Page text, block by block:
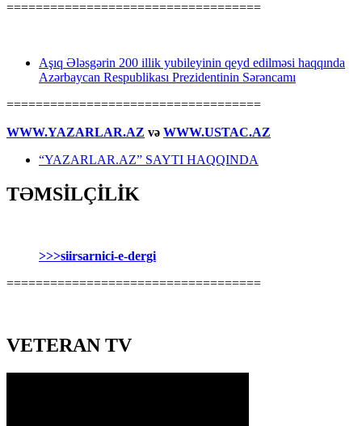
===================================
Aşıq Ələsgərin 200 illik yubileyinin qeyd edilməsi haqqında
Azərbaycan Respublikası Prezidentinin Sərəncamı
===================================
WWW.YAZARLAR.AZ və WWW.USTAC.AZ
“YAZARLAR.AZ” SAYTI HAQQINDA
TƏMSİLÇİLİK
>>>siirsarnici-e-dergi
===================================
VETERAN TV